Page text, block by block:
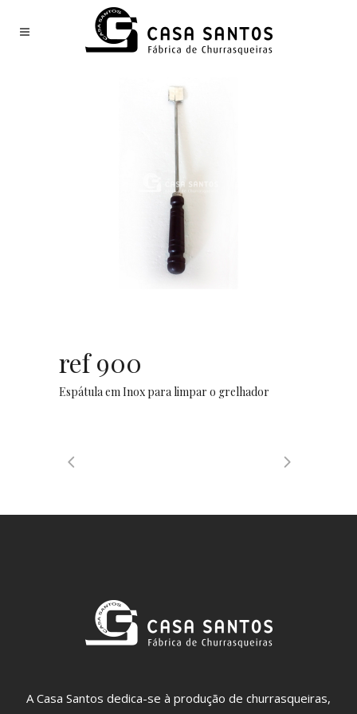
ref 900
Espátula em Inox para limpar o grelhador
A Casa Santos dedica-se à produção de churrasqueiras,